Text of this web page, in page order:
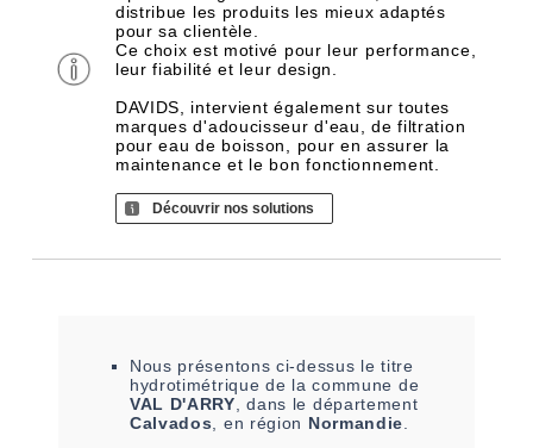
distribue les produits les mieux adaptés
pour sa clientèle.
Ce choix est motivé pour leur performance,
leur fiabilité et leur design.
DAVIDS, intervient également sur toutes
marques d'adoucisseur d'eau, de filtration
pour eau de boisson, pour en assurer la
maintenance et le bon fonctionnement.
Découvrir nos solutions
Nous présentons ci-dessus le titre
hydrotimétrique de la commune de
VAL D'ARRY , dans le département
Calvados , en région Normandie